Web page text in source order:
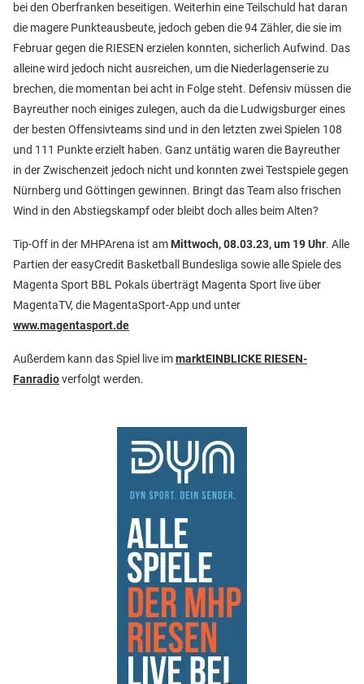
bei den Oberfranken beseitigen. Weiterhin eine Teilschuld hat daran
die magere Punkteausbeute, jedoch geben die 94 Zähler, die sie im
Februar gegen die RIESEN erzielen konnten, sicherlich Aufwind. Das
alleine wird jedoch nicht ausreichen, um die Niederlagenserie zu
brechen, die momentan bei acht in Folge steht. Defensiv müssen die
Bayreuther noch einiges zulegen, auch da die Ludwigsburger eines
der besten Offensivteams sind und in den letzten zwei Spielen 108
und 111 Punkte erzielt haben. Ganz untätig waren die Bayreuther
in der Zwischenzeit jedoch nicht und konnten zwei Testspiele gegen
Nürnberg und Göttingen gewinnen. Bringt das Team also frischen
Wind in den Abstiegskampf oder bleibt doch alles beim Alten?
Tip-Off in der MHPArena ist am Mittwoch, 08.03.23, um 19 Uhr. Alle
Partien der easyCredit Basketball Bundesliga sowie alle Spiele des
Magenta Sport BBL Pokals überträgt Magenta Sport live über
MagentaTV, die MagentaSport-App und unter
www.magentasport.de
Außerdem kann das Spiel live immarktEINBLICKE RIESEN-
Fanradioverfolgt werden.